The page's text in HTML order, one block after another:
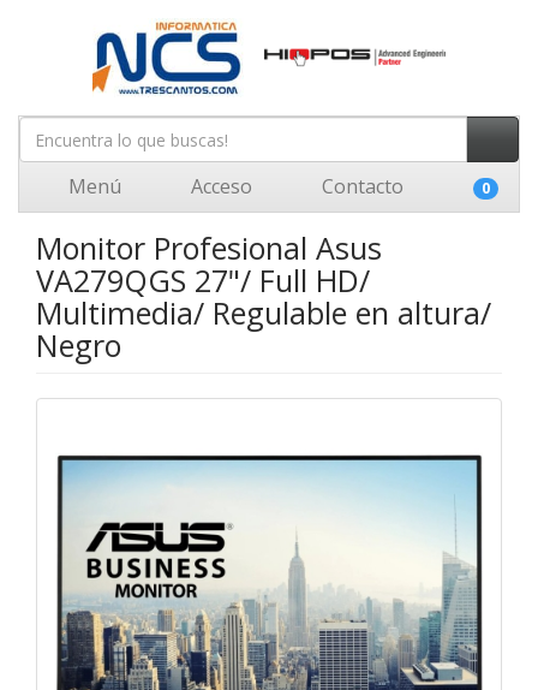
Menú Acceso Contacto 0
Monitor Profesional Asus
VA279QGS 27"/ Full HD/
Multimedia/ Regulable en altura/
Negro